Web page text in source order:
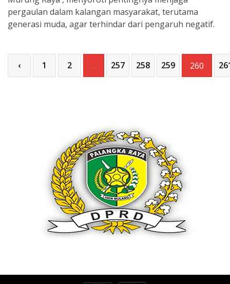
pergaulan dalam kalangan masyarakat, terutama
generasi muda, agar terhindar dari pengaruh negatif.
‹ 1 2 ... 257 258 259 260